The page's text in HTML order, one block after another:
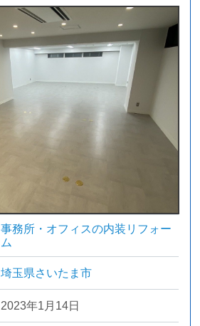
事務所・オフィスの内装リフォー
ム
埼玉県さいたま市
2023年1月14日